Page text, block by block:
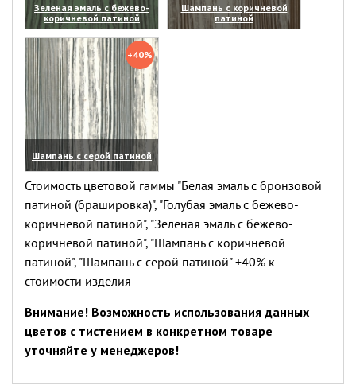
Зеленая эмаль с бежево-
коричневой патиной
(увеличить)
Шампань с коричневой
патиной
(увеличить)
+40%
Шампань с серой патиной
(увеличить)
Стоимость цветовой гаммы "Белая эмаль с бронзовой
патиной (брашировка)", "Голубая эмаль с бежево-
коричневой патиной", "Зеленая эмаль с бежево-
коричневой патиной", "Шампань с коричневой
патиной", "Шампань с серой патиной" +40% к
стоимости изделия
Внимание! Возможность использования данных
цветов с тистением в конкретном товаре
уточняйте у менеджеров!